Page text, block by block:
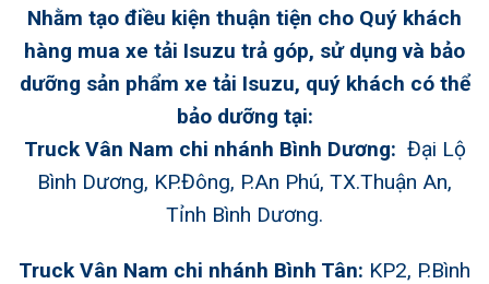
Nhằm tạo điều kiện thuận tiện cho Quý khách
hàng mua xe tải Isuzu trả góp, sử dụng và bảo
dưỡng sản phẩm xe tải Isuzu, quý khách có thể
bảo dưỡng tại:
Truck Vân Nam chi nhánh Bình Dương: Đại Lộ
Bình Dương, KP.Đông, P.An Phú, TX.Thuận An,
Tỉnh Bình Dương.
Truck Vân Nam chi nhánh Bình Tân: KP2, P.Bình